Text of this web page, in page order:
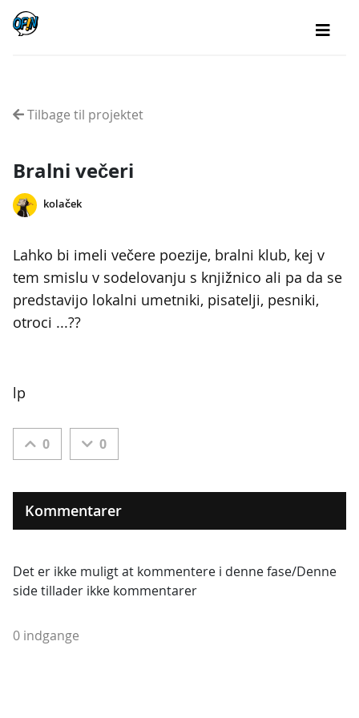
Tilbage til projektet
Bralni večeri
kolaček
Lahko bi imeli večere poezije, bralni klub, kej v
tem smislu v sodelovanju s knjižnico ali pa da se
predstavijo lokalni umetniki, pisatelji, pesniki,
otroci ...??
lp
0 0
Kommentarer
Det er ikke muligt at kommentere i denne fase/Denne
side tillader ikke kommentarer
0 indgange